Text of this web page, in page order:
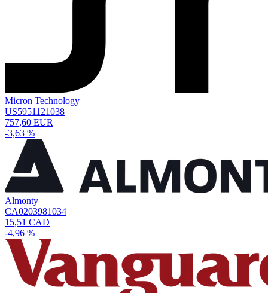
Micron Technology
US5951121038
757,60 EUR
-3,63 %
Almonty
CA0203981034
15,51 CAD
-4,96 %